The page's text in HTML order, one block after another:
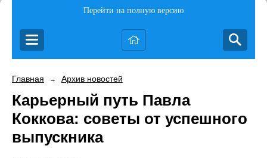
Перейти на полную версию
Главная → Архив новостей
Карьерный путь Павла
Коккова: советы от успешного
выпускника